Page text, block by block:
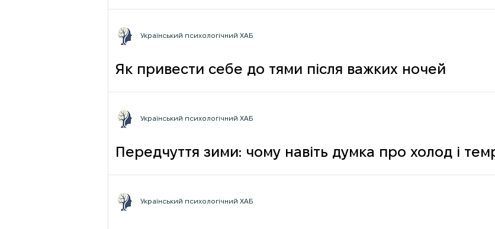
фрази
Як привести себе до тями після важких ночей
Український психологічний ХАБ
Передчуття зими: чому навіть думка про холод і
Український психологічний ХАБ
Український психологічний ХАБ